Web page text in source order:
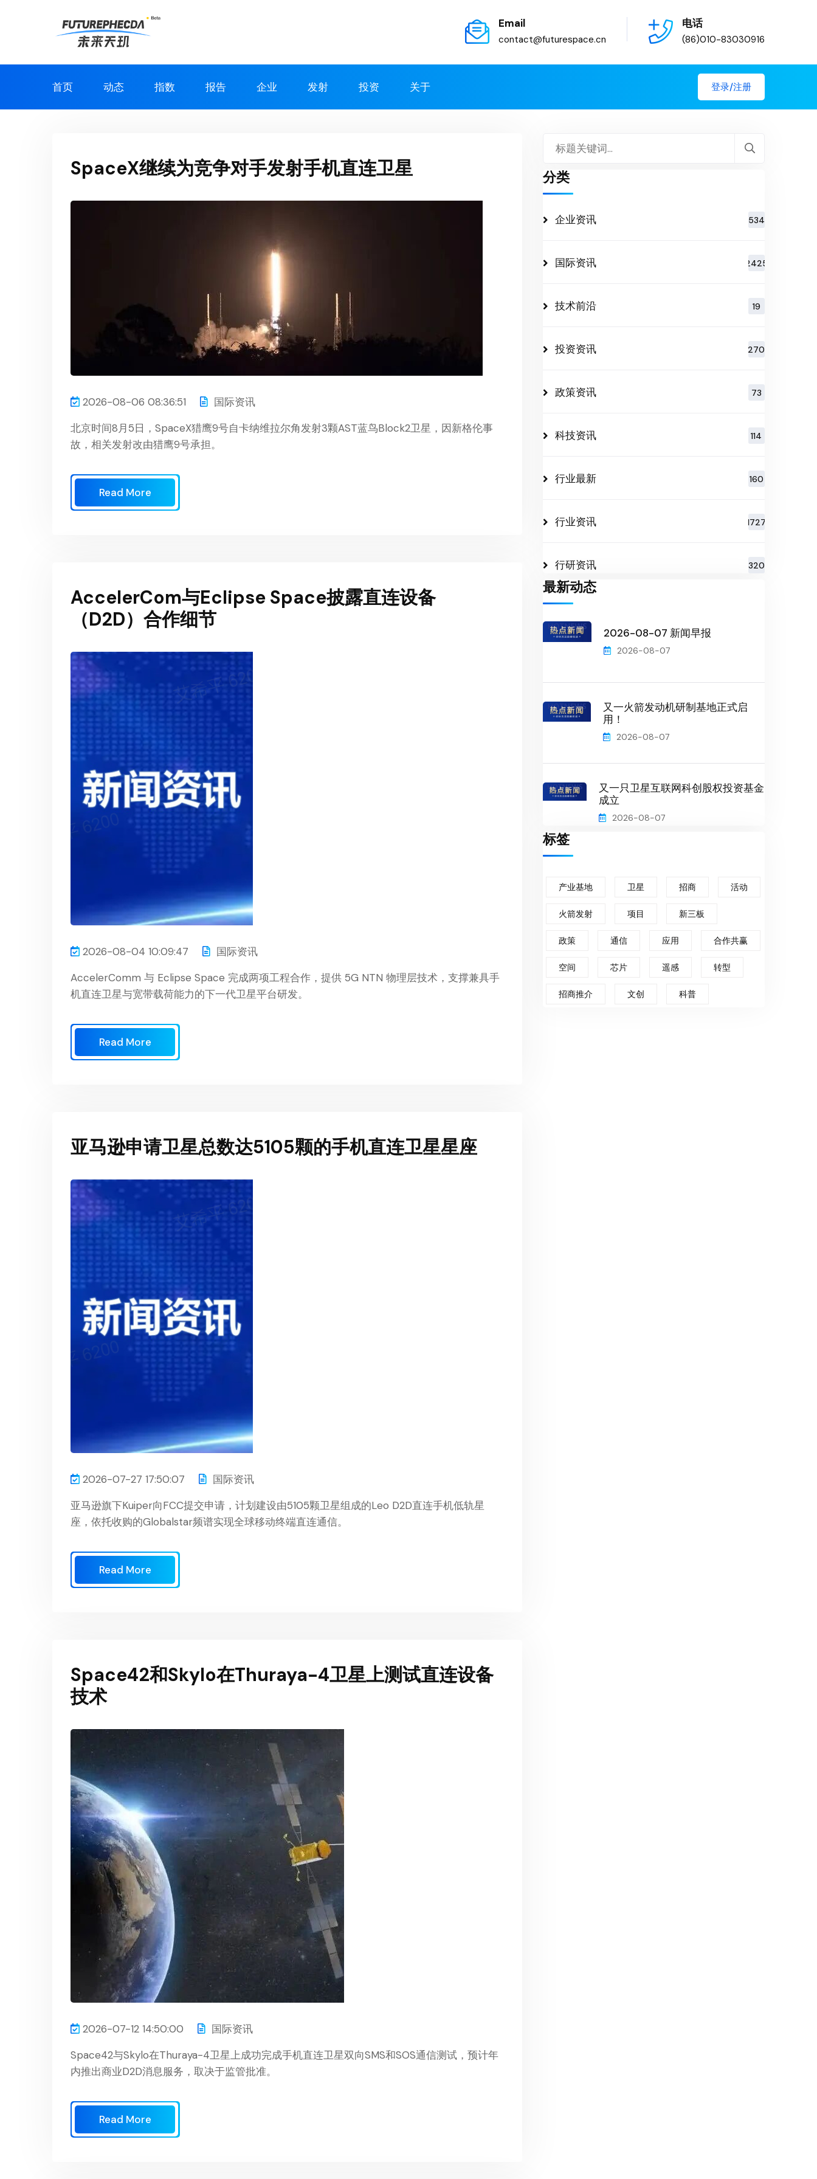
Email
contact@futurespace.cn
电话
(86)010-83030916
首页 动态 指数 报告 企业 发射 投资 关于 登录/注册
SpaceX继续为竞争对手发射手机直连卫星
2026-08-06 08:36:51
国际资讯
北京时间8月5日，SpaceX猎鹰9号自卡纳维拉尔角发射3颗AST蓝鸟Block2卫星，因新格伦事
故，相关发射改由猎鹰9号承担。
Read More
AccelerCom与Eclipse Space披露直连设备
（D2D）合作细节
2026-08-04 10:09:47
国际资讯
AccelerComm 与 Eclipse Space 完成两项工程合作，提供 5G NTN 物理层技术，支撑兼具手
机直连卫星与宽带载荷能力的下一代卫星平台研发。
Read More
亚马逊申请卫星总数达5105颗的手机直连卫星星座
2026-07-27 17:50:07
国际资讯
亚马逊旗下Kuiper向FCC提交申请，计划建设由5105颗卫星组成的Leo D2D直连手机低轨星
座，依托收购的Globalstar频谱实现全球移动终端直连通信。
Read More
Space42和Skylo在Thuraya-4卫星上测试直连设备
技术
2026-07-12 14:50:00
国际资讯
Space42与Skylo在Thuraya-4卫星上成功完成手机直连卫星双向SMS和SOS通信测试，预计年
内推出商业D2D消息服务，取决于监管批准。
Read More
分类
企业资讯 534
国际资讯 2425
技术前沿 19
投资资讯 270
政策资讯 73
科技资讯 114
行业最新 160
行业资讯 1727
行研资讯 320
最新动态
2026-08-07 新闻早报
2026-08-07
又一火箭发动机研制基地正式启
用！
2026-08-07
又一只卫星互联网科创股权投资基金
成立
2026-08-07
标签
产业基地 卫星 招商 活动
火箭发射 项目 新三板
政策 通信 应用 合作共赢
空间 芯片 遥感 转型
招商推介 文创 科普